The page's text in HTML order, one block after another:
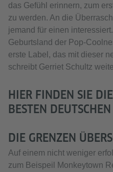
das Gefühl erinnern, zum
zu werden. An die
jemand für einen
Geburtsland der Pop-
erste Label, das mit dieser
schreibt Gerriet Schultz
HIER FINDEN SIE
BESTEN
DIE GRENZEN
Auf einem nicht weniger
zum Beispeil Monkeytown